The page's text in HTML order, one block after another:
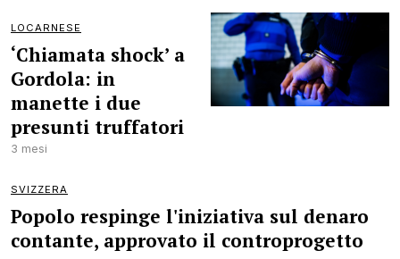
LOCARNESE
‘Chiamata shock’ a
Gordola: in
manette i due
presunti truffatori
3 mesi
SVIZZERA
Popolo respinge l'iniziativa sul denaro
contante, approvato il controprogetto